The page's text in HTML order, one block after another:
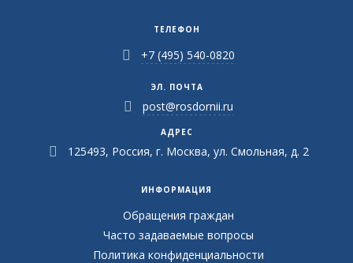
ТЕЛЕФОН
+7 (495) 540-0820
ЭЛ. ПОЧТА
post@rosdornii.ru
АДРЕС
125493, Россия, г. Москва, ул. Смольная, д. 2
ИНФОРМАЦИЯ
Обращения граждан
Часто задаваемые вопросы
Политика конфиденциальности